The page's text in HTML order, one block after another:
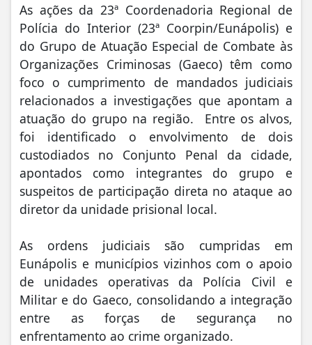
As ações da 23ª Coordenadoria Regional de
Polícia do Interior (23ª Coorpin/Eunápolis) e
do Grupo de Atuação Especial de Combate às
Organizações Criminosas (Gaeco) têm como
foco o cumprimento de mandados judiciais
relacionados a investigações que apontam a
atuação do grupo na região. Entre os alvos,
foi identificado o envolvimento de dois
custodiados no Conjunto Penal da cidade,
apontados como integrantes do grupo e
suspeitos de participação direta no ataque ao
diretor da unidade prisional local.
As ordens judiciais são cumpridas em
Eunápolis e municípios vizinhos com o apoio
de unidades operativas da Polícia Civil e
Militar e do Gaeco, consolidando a integração
entre as forças de segurança no
enfrentamento ao crime organizado.